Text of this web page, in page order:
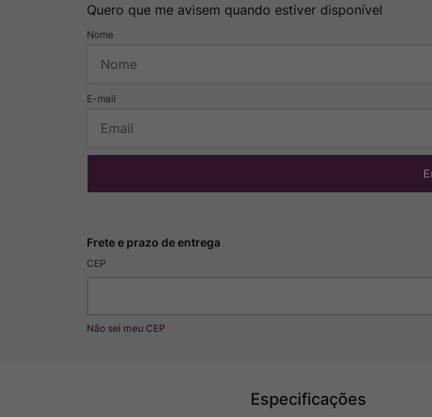
Quero que me avisem quando estiver disponível
CEP
Não sei meu CEP
Especificações